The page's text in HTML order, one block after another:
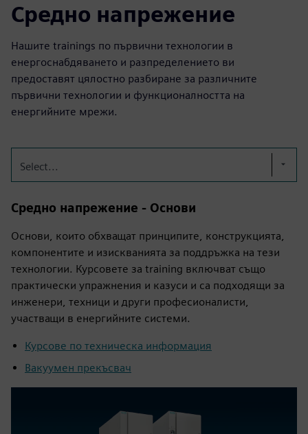
Средно напрежение
Нашите trainings по първични технологии в
енергоснабдяването и разпределението ви
предоставят цялостно разбиране за различните
първични технологии и функционалността на
енергийните мрежи.
Select...
Средно напрежение - Основи
Основи, които обхващат принципите, конструкцията,
компонентите и изискванията за поддръжка на тези
технологии. Курсовете за training включват също
практически упражнения и казуси и са подходящи за
инженери, техници и други професионалисти,
участващи в енергийните системи.
Курсове по техническа информация
Вакуумен прекъсвач